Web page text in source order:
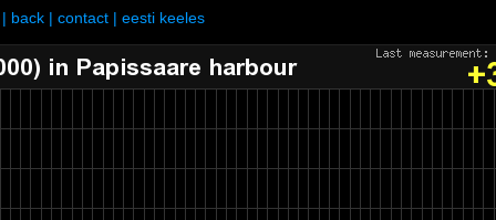
back | contact | eesti keeles